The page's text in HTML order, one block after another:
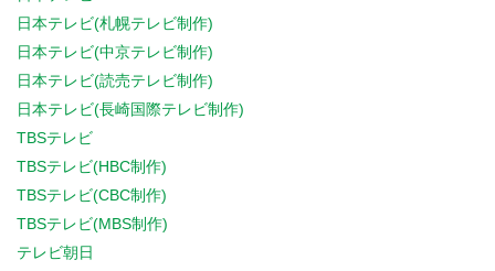
日本テレビ(札幌テレビ制作)
日本テレビ(中京テレビ制作)
日本テレビ(読売テレビ制作)
日本テレビ(長崎国際テレビ制作)
TBSテレビ
TBSテレビ(HBC制作)
TBSテレビ(CBC制作)
TBSテレビ(MBS制作)
テレビ朝日